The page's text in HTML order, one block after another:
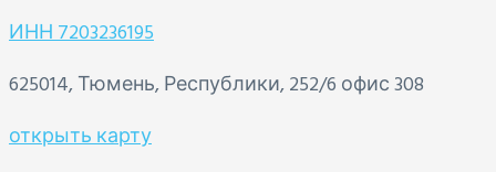
ИНН 7203236195
625014, Тюмень, Республики, 252/6 офис 308
открыть карту